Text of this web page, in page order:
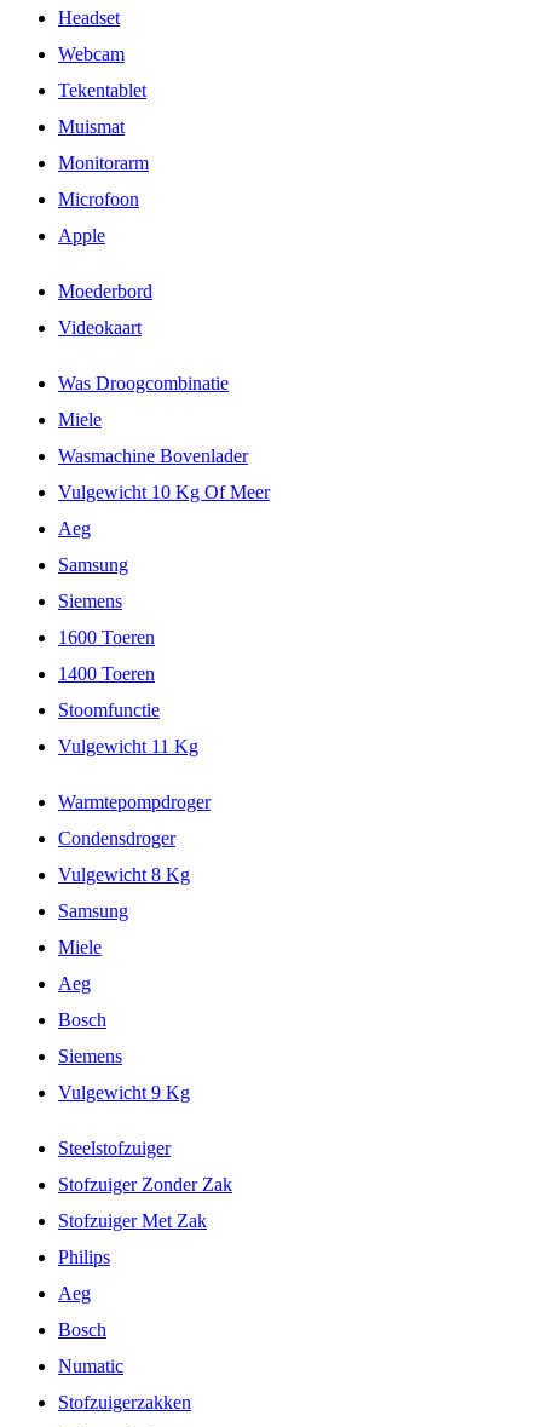
Headset
Webcam
Tekentablet
Muismat
Monitorarm
Microfoon
Apple
Moederbord
Videokaart
Was Droogcombinatie
Miele
Wasmachine Bovenlader
Vulgewicht 10 Kg Of Meer
Aeg
Samsung
Siemens
1600 Toeren
1400 Toeren
Stoomfunctie
Vulgewicht 11 Kg
Warmtepompdroger
Condensdroger
Vulgewicht 8 Kg
Samsung
Miele
Aeg
Bosch
Siemens
Vulgewicht 9 Kg
Steelstofzuiger
Stofzuiger Zonder Zak
Stofzuiger Met Zak
Philips
Aeg
Bosch
Numatic
Stofzuigerzakken